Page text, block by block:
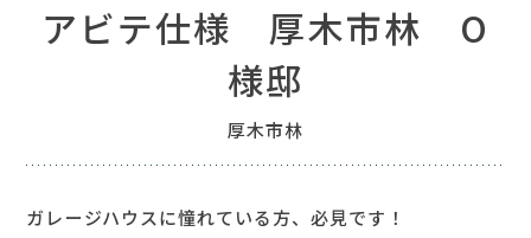
アビテ仕様 厚木市林 O
様邸
厚木市林
ガレージハウスに憧れている方、必見です！